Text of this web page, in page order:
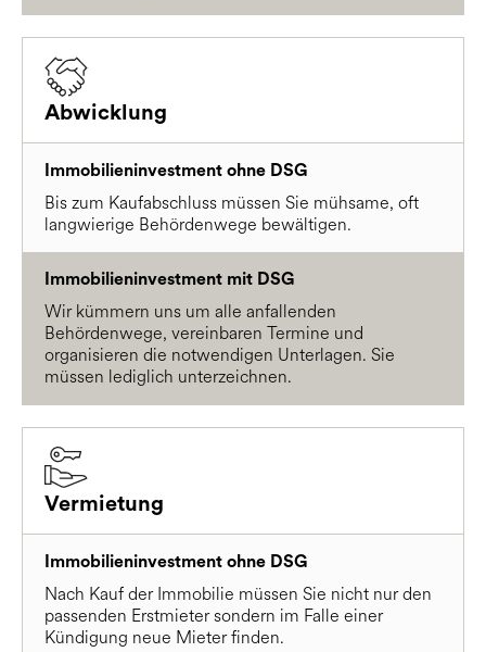
Immobilieninvestment ohne DSG
Bis zum Kaufabschluss müssen Sie mühsame, oft
langwierige Behördenwege bewältigen.
Abwicklung
Immobilieninvestment mit DSG
Wir kümmern uns um alle anfallenden
Behördenwege, vereinbaren Termine und
organisieren die notwendigen Unterlagen. Sie
müssen lediglich unterzeichnen.
Immobilieninvestment ohne DSG
Nach Kauf der Immobilie müssen Sie nicht nur den
passenden Erstmieter sondern im Falle einer
Kündigung neue Mieter finden.
Vermietung